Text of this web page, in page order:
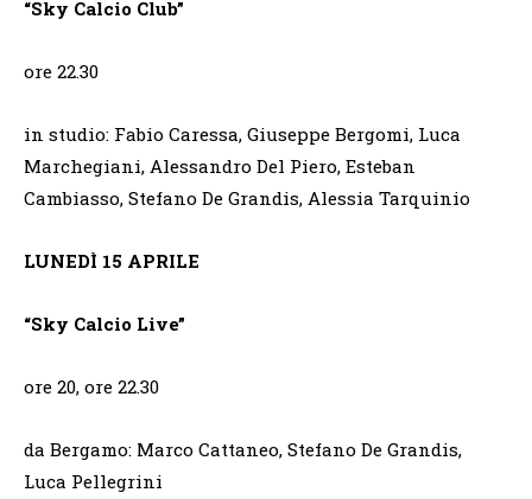
“Sky Calcio Club”
ore 22.30
in studio: Fabio Caressa, Giuseppe Bergomi, Luca
Marchegiani, Alessandro Del Piero, Esteban
Cambiasso, Stefano De Grandis, Alessia Tarquinio
LUNEDÌ 15 APRILE
“Sky Calcio Live”
ore 20, ore 22.30
da Bergamo: Marco Cattaneo, Stefano De Grandis,
Luca Pellegrini